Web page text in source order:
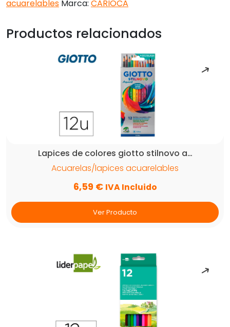
de
unidades
acuarelables Marca: CARIOCA
Productos relacionados
Lapices de colores giotto stilnovo a…
Acuarelas/lapices acuarelables
6,59 € IVA Incluido
Ver Producto